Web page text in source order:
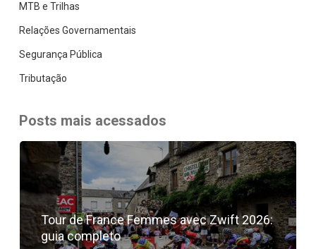
MTB e Trilhas
Relações Governamentais
Segurança Pública
Tributação
Posts mais acessados
Tour de France Femmes avec Zwift 2026:
guia completo